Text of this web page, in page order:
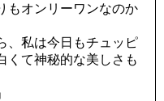
もオンリーワンなのか
、私は今日もチュッピ
くて神秘的な美しさも